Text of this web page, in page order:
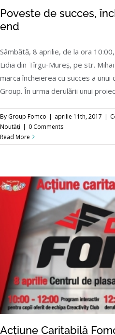
Poveste de succes,
Poveste de succes,
end
Sâmbătă, 8 aprilie, de la ora
Lidia din Tîrgu-Mureș, pe str.
marca încheierea cu succes a
Group. În urma derulării unui
By Group Fomco | aprilie 11th, 2017 |
Noutăți | 0 Comments
Read More
Acțiune Caritabilă